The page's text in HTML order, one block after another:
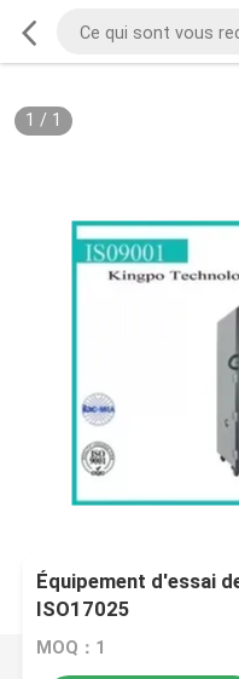
1 / 1
Équipement d'essai
ISO17025
MOQ：1